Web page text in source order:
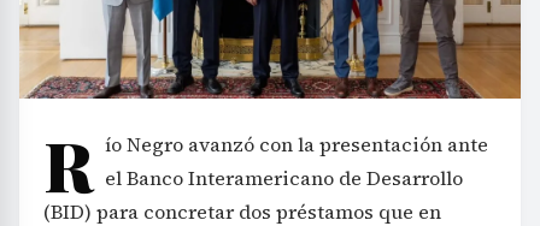
R ío Negro avanzó con la presentación ante
el Banco Interamericano de Desarrollo
(BID) para concretar dos préstamos que en